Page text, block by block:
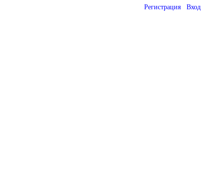
Регистрация Вход